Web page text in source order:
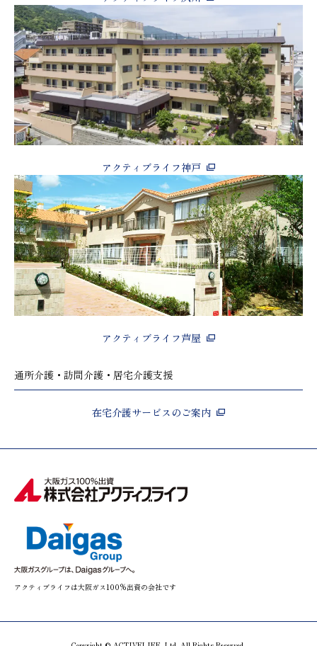
アクティブライフ神戸
アクティブライフ芦屋
通所介護・訪問介護・居宅介護支援
在宅介護サービスのご案内
アクティブライフは大阪ガス100%出資の会社です